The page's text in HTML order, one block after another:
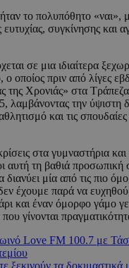
το πολυπόθητο «ναι»,
ευτυχίας, συγκίνησης και
σε μια ιδιαίτερα
οποίος πριν από λίγες
της Χρονιάς» στα
λαμβάνοντας την ύψιστη
και τις σπουδαίες
στα γυμναστήρια και
αυτή τη βαθιά προσωπική
διανύει μία από τις πιο
έχουμε παρά να
και έναν όμορφο γάμο
γίνονται
Love FM 100.7 με